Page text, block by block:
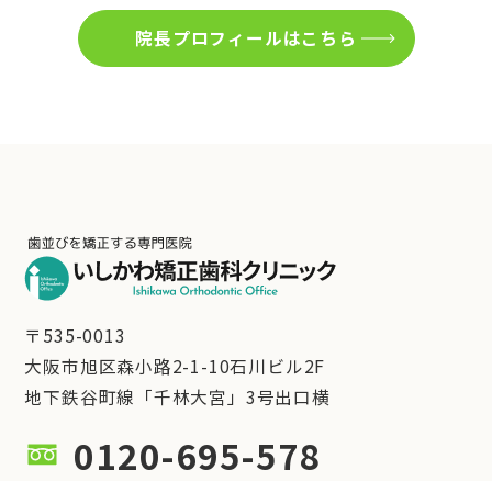
院長プロフィールはこちら
〒535-0013
大阪市旭区森小路2-1-10石川ビル2F
地下鉄谷町線「千林大宮」3号出口横
0120-695-578